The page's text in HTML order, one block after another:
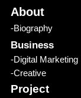
About
-Biography
Business
-Digital Marketing
-Creative
Project